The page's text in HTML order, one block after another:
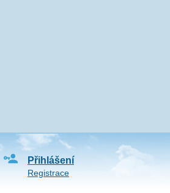
Přihlášení
Registrace